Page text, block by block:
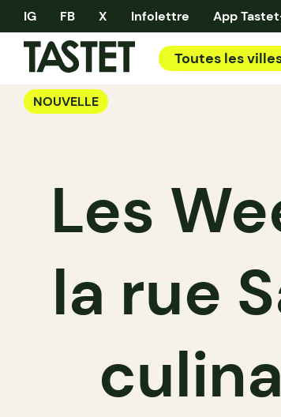
IG FB X Infolettre App
Toutes les
NOUVELLE
Les
la rue